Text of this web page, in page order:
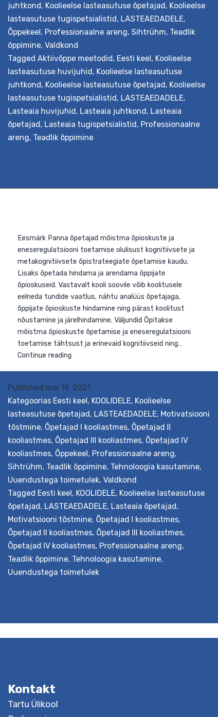
Eesmärk Lasteaiaõpetajatele, abiõpetajatele,
assistentidele ja juhtkonna liikmetele õpetatakse
vajalikke pädevusi õpiringi juhtimiseks koolieelses
kollegiaalset koostööd. Ta on läbi proovinud ja
analüüsinud erinevaid õpiringi meetodeid ja…Continue
readingÕpiringi
juhtimine
lasteaias
juhtkond, Koolieelse lasteasutuse õpetajad, Koolieelse
lasteasutuse tugispetsialistid, LASTEAEDADELE,
Õppekeel, Professionaalne areng, Sihtrühm, Teadlik
õppimine, Valdkond
Tagged Aktiivõppe meetodid, Eesti keel, Koolieelse
lasteasutuse huvijuhid, Koolieelse lasteasutuse
juhtkond, Koolieelse lasteasutuse õpetajad, Koolieelse
lasteasutuse tugispetsialistid, LASTEAEDADELE,
Lasteaia huvijuhid, Lasteaia juhtkond, Lasteaia
õpetajad, Lasteaia tugispetsialistid, Professionaalne
areng, Teadlik õppimine
metakognitiivsete õpistrateegiate õpetamise kaudu.
Lisaks õpetada hindama ja arendama õppijate
nõustamine ja järelhindamine. Väljundid Õpitakse
mõistma õpioskuste õpetamise ja eneseregulatsiooni
Published mai 19, 2021
Kategoorias Eesti keel, KOOLIDELE, Koolieelse
lasteasutuse õpetajad, LASTEAEDADELE, Motivatsiooni
tõstmine, Õpetajad I kooliastmes, Õpetajad II
kooliastmes, Õpetajad III kooliastmes, Õpetajad IV
kooliastmes, Õppekeel, Professionaalne areng,
Sihtrühm, Teadlik õppimine, Tehnoloogia kasutamine,
Uuendustega toimetulek, Valdkond
Tagged Eesti keel, KOOLIDELE, Koolieelse lasteasutuse
õpetajad, LASTEAEDADELE, Lasteaia õpetajad,
Motivatsiooni tõstmine, Õpetajad I kooliastmes,
Õpetajad II kooliastmes, Õpetajad III kooliastmes,
Õpetajad IV kooliastmes, Professionaalne areng,
Teadlik õppimine, Tehnoloogia kasutamine,
Uuendustega toimetulek
Kontakt